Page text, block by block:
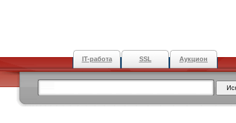
IT-работа SSL Аукцион